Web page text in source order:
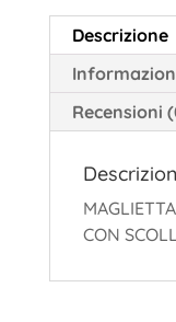
Descrizione
Recensioni
CON